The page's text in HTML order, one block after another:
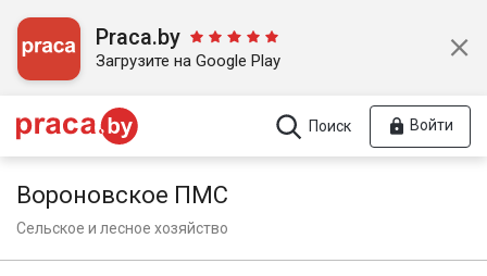
Praca.by
Загрузите на Google Play
Поиск Войти
Вороновское ПМС
Сельское и лесное хозяйство